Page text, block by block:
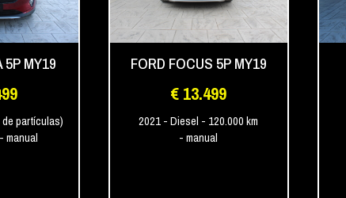
5P MY19
partículas)
- manual
FORD FOCUS 5P MY19
€ 13.499
2021 - Diesel - 120.000 km
- manual